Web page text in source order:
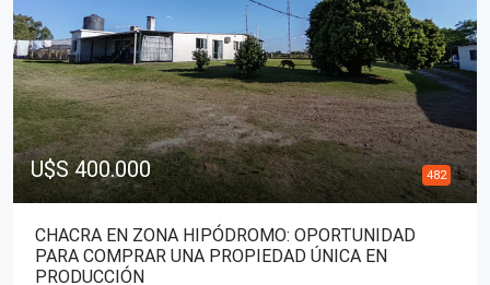
U$S 400.000 482
CHACRA EN ZONA HIPÓDROMO: OPORTUNIDAD
PARA COMPRAR UNA PROPIEDAD ÚNICA EN
PRODUCCIÓN